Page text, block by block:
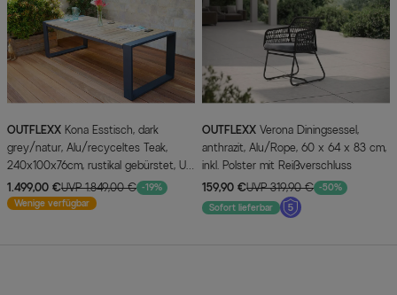
OUTFLEXX
grey/natur, Alu/recyceltes Teak,
240x100x76cm, rustikal gebürstet, U-
Gestell, FSC®-zertifiziertes Produkt
1.499,00 €UVP 1.849,00 € -19%
Wenige verfügbar
OUTFLEXX
anthrazit, Alu/Rope, 60 x 64 x 83 cm,
inkl. Polster mit Reißverschluss
159,90 €UVP 319,90 € -50%
Sofort lieferbar